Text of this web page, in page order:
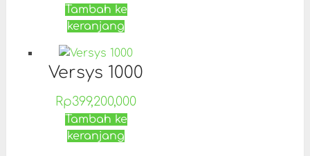
Tambah ke
keranjang
Versys 1000
Rp399,200,000
Tambah ke
keranjang